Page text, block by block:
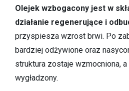
Olejek wzbogacony jest w
działanie regenerujące i
przyspiesza wzrost brwi. Po
bardziej odżywione oraz
struktura zostaje wzmocniona,
wygładzony.